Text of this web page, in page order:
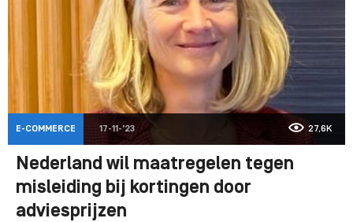
E-COMMERCE 17-11-'23 27,6K
Nederland wil maatregelen tegen
misleiding bij kortingen door
adviesprijzen